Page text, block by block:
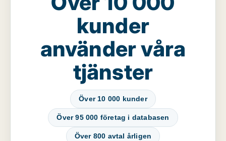
kunder
använder våra
tjänster
Över 10 000 kunder
Över 95 000 företag i databasen
Över 800 avtal årligen